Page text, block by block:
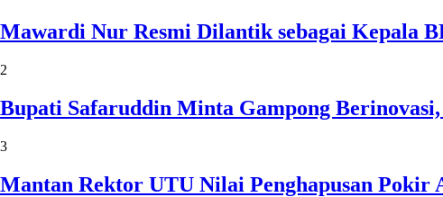
Mawardi Nur Resmi Dilantik sebagai Kepala
2
Bupati Safaruddin Minta Gampong
3
Mantan Rektor UTU Nilai Penghapusan Pokir